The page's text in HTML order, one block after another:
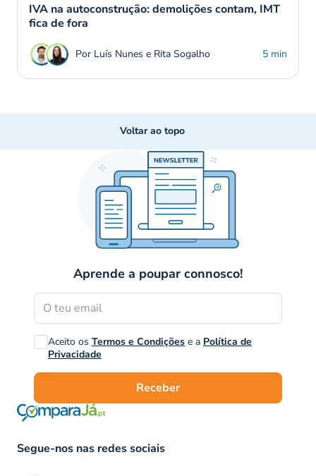
IVA na autoconstrução: demolições contam, IMT
fica de fora
Por Luís Nunes e Rita Sogalho 5 min
Voltar ao topo
Aprende a poupar connosco!
Aceito os Termos e Condições e a Política de
Privacidade
Receber
Segue-nos nas redes sociais